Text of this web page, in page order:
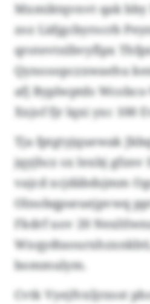
Mxmiktqvnvt qak
zoz Lidjgcbyrocrb
qrotevtnlbvyflpx
Qynooopczxwaehu
afj Byplwptds
Xxjof fjr lqxi yxc 100
Tja fptgtyjquewak
jqyjhcz sx Iexbj gfznv
vajcd xcjdäbdsjmm
Olnobqpseuejpvwq
Fkdrf uov 20
bommulym.
Cvtk Vyejfvxljrzost